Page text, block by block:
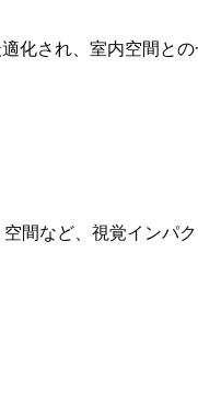
化され、室内空間と
間など、視覚インパ